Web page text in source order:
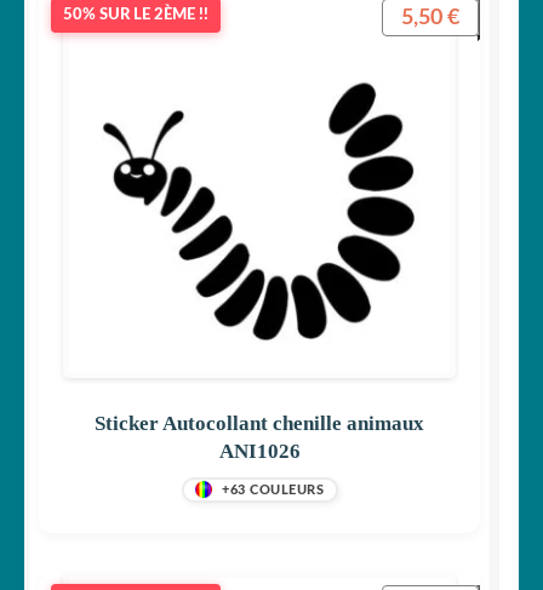
50% SUR LE 2ÈME !!
Sticker Autocollant chenille animaux
ANI1026
+63 COULEURS
5,50 €